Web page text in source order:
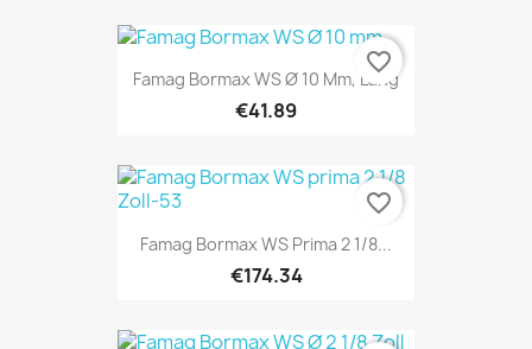
Famag Bormax WS Ø 10 Mm, Lang
€41.89
favorite_border
Famag Bormax WS Prima 2 1/8...
€174.34
favorite_border